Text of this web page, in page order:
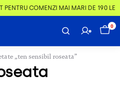
PENTRU COMENZI MAI MARI DE 190 LEI
0
„ten sensibil roseata”